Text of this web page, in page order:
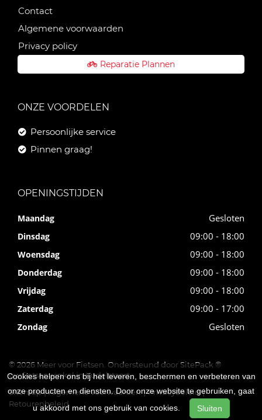
Contact
Algemene voorwaarden
Privacy policy
Reparatie Plannen
ONZE VOORDELEN
Persoonlijke service
Pinnen graag!
OPENINGSTIJDEN
Maandag Gesloten
Dinsdag 09:00 - 18:00
Woensdag 09:00 - 18:00
Donderdag 09:00 - 18:00
Vrijdag 09:00 - 18:00
Zaterdag 09:00 - 17:00
Zondag Gesloten
© 2026 Meer voor Fietsen. Ondersteund door SitePack ®
uw fietsenwinkel in Kudelstaart
Sitemap
Algemene voorwaarden
Privacybeleid
Retourenbeleid
Cookies helpen ons bij het leveren, beschermen en verbeteren van
onze producten en diensten. Door onze website te gebruiken, gaat
u akkoord met ons gebruik van cookies.
Sluiten